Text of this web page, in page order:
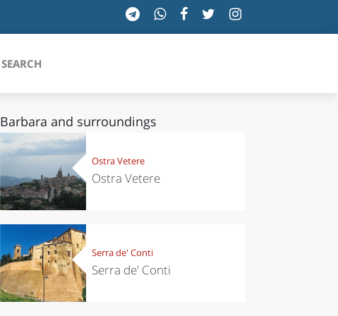
SICILIA
TOSCANA
TRENTINO-ALTO ADIGE
UMBRIA
VALLE D'AOSTA
VENETO
SEARCH
Barbara and surroundings
Ostra Vetere
Ostra Vetere
Serra de' Conti
Serra de' Conti